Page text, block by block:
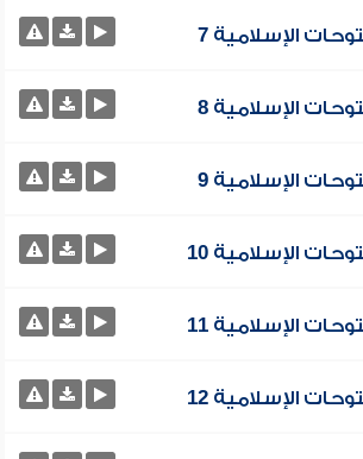
الإسلامية 7
الإسلامية 8
الإسلامية 9
الإسلامية 10
الإسلامية 11
الإسلامية 12